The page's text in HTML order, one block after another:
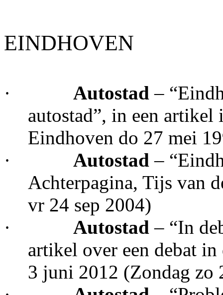
EINDHOVEN
· Autostad–
autostad”, in een
Eindhoven do 27 mei
·
Autostad–
Achterpagina, Tijs van
vr 24 sep 2004)
·
Autostad– “In
artikel over een debat in
3 juni 2012 (Zondag zo